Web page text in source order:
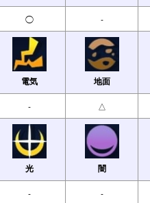
◯ -
電気 地面
- △
光 闇
- -